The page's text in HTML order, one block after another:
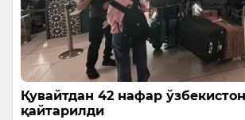
Қувайтдан 42 нафар
қайтарилди